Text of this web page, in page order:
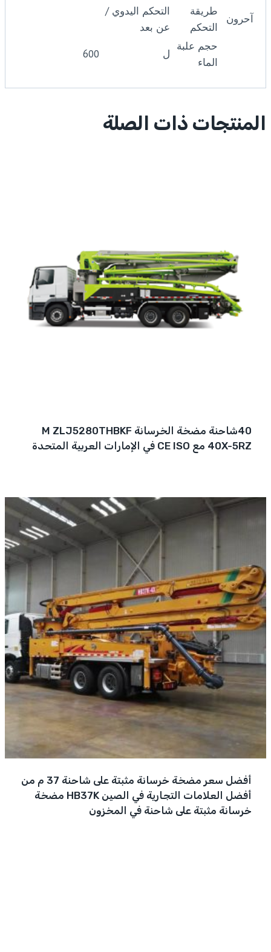
آحرون
طريقة
التحكم
التحكم اليدوي /
عن بعد
حجم علبة
الماء
ل 600
المنتجات ذات الصلة
40شاحنة مضخة الخرسانة M ZLJ5280THBKF
40X-5RZ مع CE ISO في الإمارات العربية المتحدة
أفضل سعر مضخة خرسانة مثبتة على شاحنة 37 م من
أفضل العلامات التجارية في الصين HB37K مضخة
خرسانة مثبتة على شاحنة في المخزون